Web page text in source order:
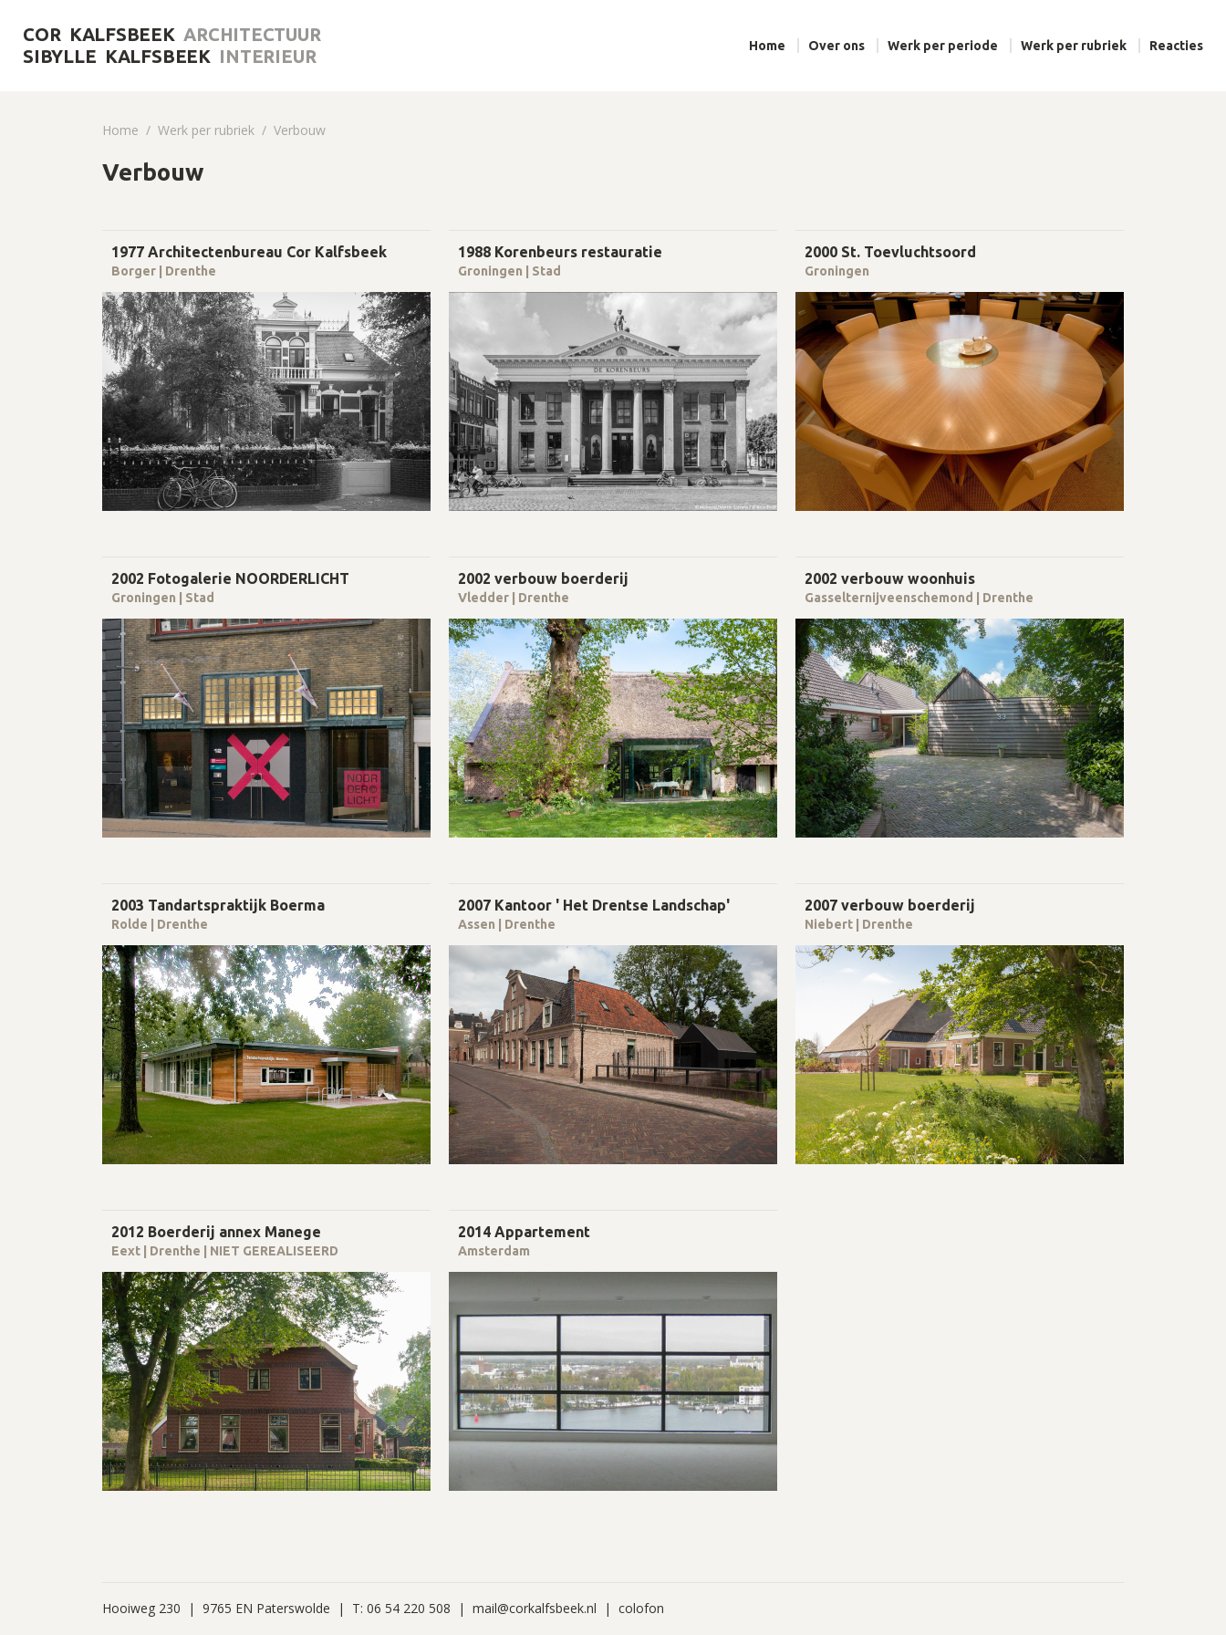
COR KALFSBEEKARCHITECTUUR
SIBYLLE KALFSBEEK INTERIEUR Home Over ons Werk per periode Werk per rubriek Reacties
Home Werk per rubriek Verbouw
Verbouw
1977 Architectenbureau Cor Kalfsbeek
Borger | Drenthe
1988 Korenbeurs restauratie
Groningen | Stad
2000 St. Toevluchtsoord
Groningen
2002 Fotogalerie NOORDERLICHT
Groningen | Stad
2002 verbouw boerderij
Vledder | Drenthe
2002 verbouw woonhuis
Gasselternijveenschemond | Drenthe
2003 Tandartspraktijk Boerma
Rolde | Drenthe
2007 Kantoor ' Het Drentse Landschap'
Assen | Drenthe
2007 verbouw boerderij
Niebert | Drenthe
2012 Boerderij annex Manege
Eext | Drenthe | NIET GEREALISEERD
2014 Appartement
Amsterdam
Hooiweg 230 | 9765 EN Paterswolde | T: 06 54 220 508 | mail@corkalfsbeek.nl | colofon